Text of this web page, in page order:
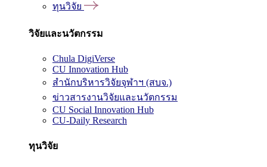
ทุนวิจัย
วิจัยและนวัตกรรม
Chula DigiVerse
CU Innovation Hub
สำนักบริหารวิจัยจุฬาฯ (สบจ.)
ข่าวสารงานวิจัยและนวัตกรรม
CU Social Innovation Hub
CU-Daily Research
ทุนวิจัย